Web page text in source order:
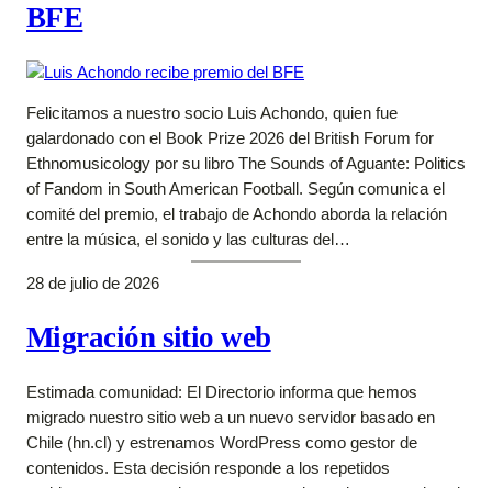
BFE
Felicitamos a nuestro socio Luis Achondo, quien fue
galardonado con el Book Prize 2026 del British Forum for
Ethnomusicology por su libro The Sounds of Aguante: Politics
of Fandom in South American Football. Según comunica el
comité del premio, el trabajo de Achondo aborda la relación
entre la música, el sonido y las culturas del…
28 de julio de 2026
Migración sitio web
Estimada comunidad: El Directorio informa que hemos
migrado nuestro sitio web a un nuevo servidor basado en
Chile (hn.cl) y estrenamos WordPress como gestor de
contenidos. Esta decisión responde a los repetidos